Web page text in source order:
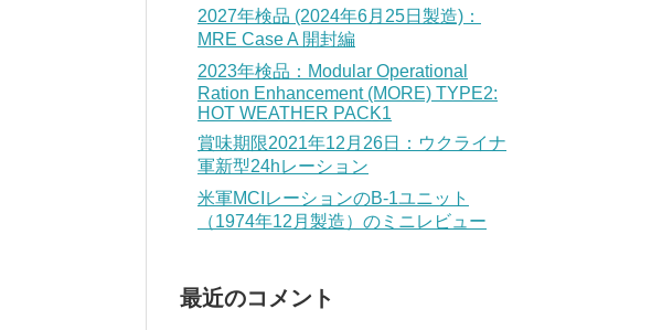
2027年検品 (2024年6月25日製造)：
MRE Case A 開封編
2023年検品：Modular Operational
Ration Enhancement (MORE) TYPE2:
HOT WEATHER PACK1
賞味期限2021年12月26日：ウクライナ
軍新型24hレーション
米軍MCIレーションのB-1ユニット
（1974年12月製造）のミニレビュー
最近のコメント